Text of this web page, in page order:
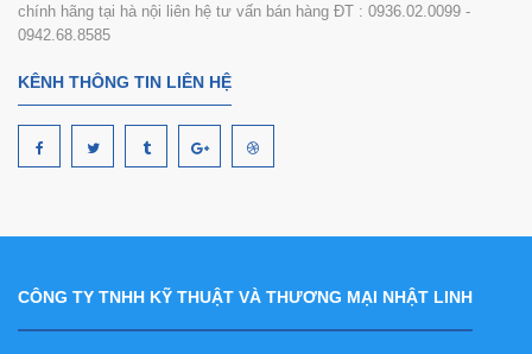
chính hãng tại hà nội liên hệ tư vấn bán hàng ĐT : 0936.02.0099 -
0942.68.8585
KÊNH THÔNG TIN LIÊN HỆ
CÔNG TY TNHH KỸ THUẬT VÀ THƯƠNG MẠI NHẬT LINH